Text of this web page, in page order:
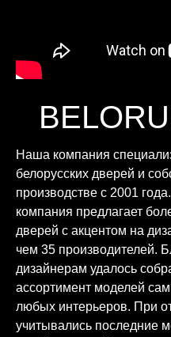
Наша компания
белорусских дверей и
производстве с 2001
компания предлагает
дверей с акцентом на
чем 35 производителей.
дизайнерам удалось
ассортимент моделей
любых интерьеров. При
учитывались последние